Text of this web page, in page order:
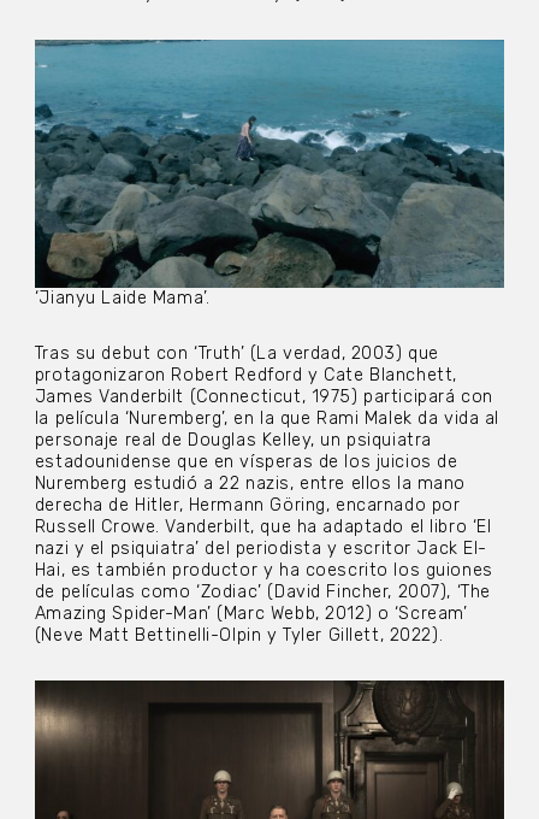
‘Jianyu Laide Mama’.
Tras su debut con ‘Truth’ (La verdad, 2003) que
protagonizaron Robert Redford y Cate Blanchett,
James Vanderbilt (Connecticut, 1975) participará con
la película ‘Nuremberg’, en la que Rami Malek da vida al
personaje real de Douglas Kelley, un psiquiatra
estadounidense que en vísperas de los juicios de
Nuremberg estudió a 22 nazis, entre ellos la mano
derecha de Hitler, Hermann Göring, encarnado por
Russell Crowe. Vanderbilt, que ha adaptado el libro ‘El
nazi y el psiquiatra’ del periodista y escritor Jack El-
Hai, es también productor y ha coescrito los guiones
de películas como ‘Zodiac’ (David Fincher, 2007), ‘The
Amazing Spider-Man’ (Marc Webb, 2012) o ‘Scream’
(Neve Matt Bettinelli-Olpin y Tyler Gillett, 2022).